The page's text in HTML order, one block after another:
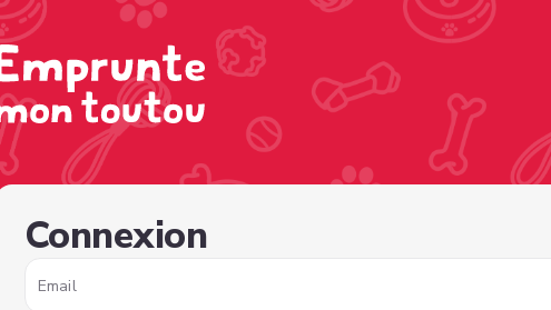
Connexion
Email
491e-8fd3-4c8821c44e6a